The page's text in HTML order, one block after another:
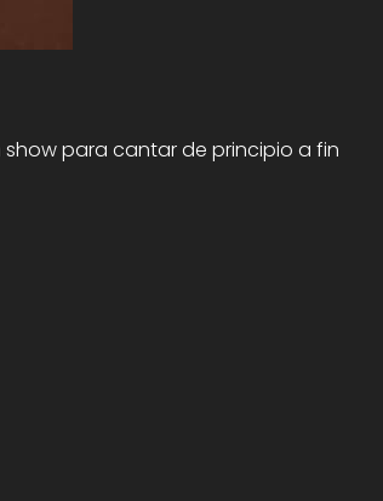
para cantar de principio a fin